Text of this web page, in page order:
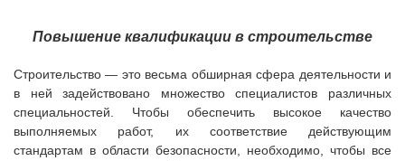
Повышение квалификации в строительстве
Строительство — это весьма обширная сфера деятельности и
в ней задействовано множество специалистов различных
специальностей. Чтобы обеспечить высокое качество
выполняемых работ, их соответствие действующим
стандартам в области безопасности, необходимо, чтобы все